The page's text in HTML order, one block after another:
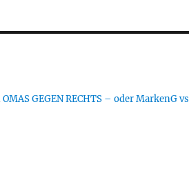
OMAS GEGEN RECHTS – oder MarkenG vs